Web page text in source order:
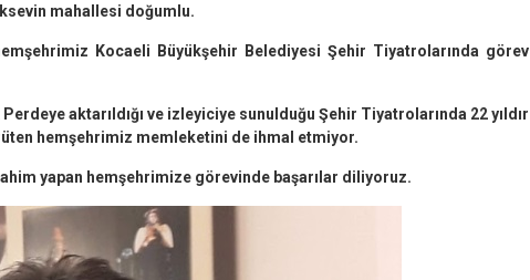
mahallesi doğumlu.
Kocaeli Büyükşehir Belediyesi Şehir Tiyatrolarında görev
aktarıldığı ve izleyiciye sunulduğu Şehir Tiyatrolarında 22 yıldır
hemşehrimiz memleketini de ihmal etmiyor.
yapan hemşehrimize görevinde başarılar diliyoruz.